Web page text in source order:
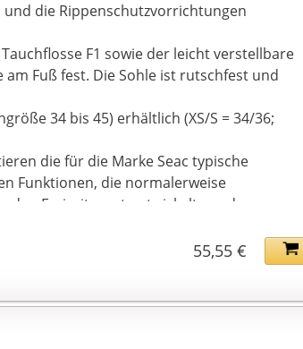
die Rippenschutzvorrichtungen
Tauchflosse F1 sowie der leicht verstellbare
Fuß fest. Die Sohle ist rutschfest und
34 bis 45) erhältlich (XS/S = 34/36;
die für die Marke Seac typische
Funktionen, die normalerweise
den Freizeitsport entwickelt wurden.
55,55 €